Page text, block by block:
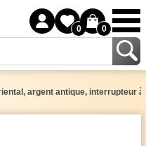
0 0
argent antique, interrupteur